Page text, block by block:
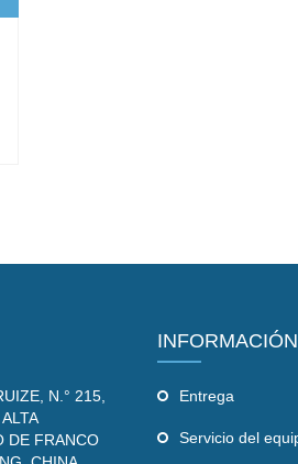
N.° 215,
DE FRANCO
INFORMACIÓN
Entrega
Servicio del